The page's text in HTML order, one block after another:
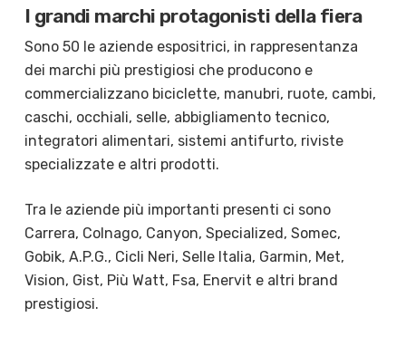
I grandi marchi protagonisti della fiera
Sono 50 le aziende espositrici, in rappresentanza
dei marchi più prestigiosi che producono e
commercializzano biciclette, manubri, ruote, cambi,
caschi, occhiali, selle, abbigliamento tecnico,
integratori alimentari, sistemi antifurto, riviste
specializzate e altri prodotti.
Tra le aziende più importanti presenti ci sono
Carrera, Colnago, Canyon, Specialized, Somec,
Gobik, A.P.G., Cicli Neri, Selle Italia, Garmin, Met,
Vision, Gist, Più Watt, Fsa, Enervit e altri brand
prestigiosi.